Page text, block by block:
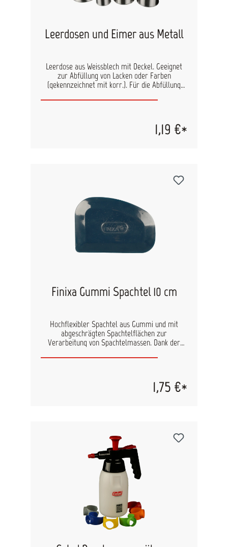
Leerdosen und Eimer aus Metall
Leerdose aus Weissblech mit Deckel. Geeignet
zur Abfüllung von Lacken oder Farben
(gekennzeichnet mit korr.). Für die Abfüllung
korrosionsgeschützen Dosen verwendet werden.
korr. 1 L - korr. 2,5 L - korr. 3,5 L - blank 5 L -
1,19 €*
Finixa Gummi Spachtel 10 cm
Hochflexibler Spachtel aus Gummi und mit
abgeschrägten Spachtelflächen zur
Verarbeitung von Spachtelmassen. Dank der
ideal an alle Konturen an
1,75 €*